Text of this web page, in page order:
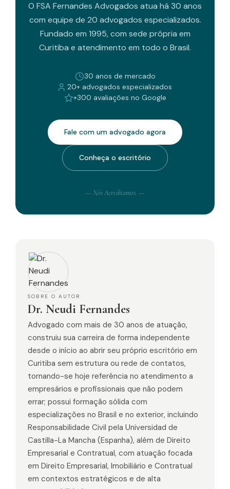
O FSA Fernandes Advogados atua há 30 anos
com equipe de 20 advogados especializados.
Fundado em 1995, com sede própria em
Curitiba e atendimento em todo o Brasil.
30 anos de mercado
20+ advogados especializados
+300 avaliações no Google
Fale com um advogado agora
Conheça o escritório
— Nós Acreditamos. —
SOBRE O AUTOR
Dr. Neudi Fernandes
Advogado com mais de 30 anos de atuação,
construiu sua carreira de forma independente
desde o início ao abrir seu próprio escritório em
Curitiba sem estrutura ou rede de contatos,
tornando-se hoje referência no atendimento a
empresários e profissionais que não podem
errar; possui formação sólida com
especializações no Brasil e no exterior, incluindo
Responsabilidade Civil pela Universidad de
Castilla-La Mancha (Espanha), além de Direito
Empresarial e Contratual, com atuação focada
em Direito Empresarial, Imobiliário e Contratual
em contextos estratégicos e de alta